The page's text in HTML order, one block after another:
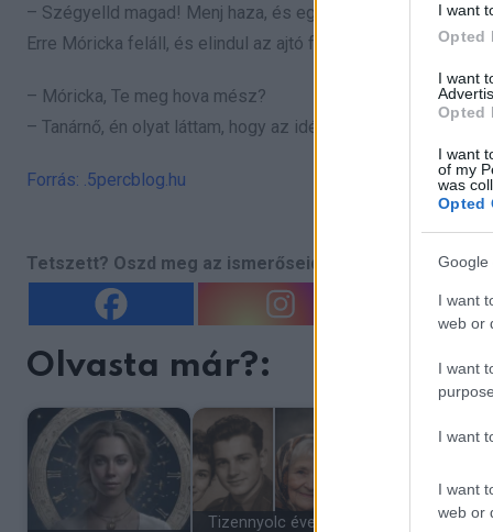
I want
Opted
I want
Opted
I want
of my
was
Opted
Google
I want
web or
I want
I want
I want
web or
– Szégyelld magad! Menj haza, és egy hétig ne gyere
Erre Móricka feláll, és elindul az ajtó felé.
– Móricka, Te meg hova mész?
– Tanárnő, én olyat láttam, hogy az idén már nem jövök
Forrás: .5percblog.hu
Tetszett? Oszd meg az ismerőseiddel is!
Olvasta már?:
Tizennyolc évesek
A 13 éves